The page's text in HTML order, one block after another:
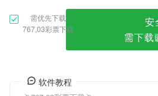
需优先下载
767,03彩票下载
安
需下载
软件教程